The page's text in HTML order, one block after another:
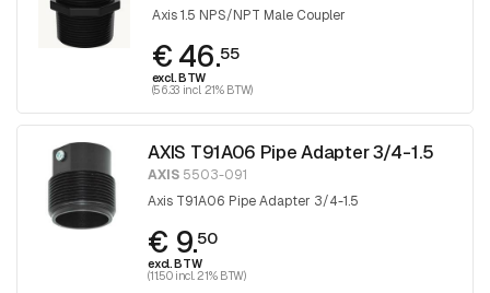
Axis 1.5 NPS/NPT Male Coupler
€ 46.55
excl. BTW
(56.33 incl. 21% BTW)
AXIS T91A06 Pipe Adapter 3/4-1.5
AXIS 5503-091
Axis T91A06 Pipe Adapter 3/4-1.5
€ 9.50
excl. BTW
(11.50 incl. 21% BTW)